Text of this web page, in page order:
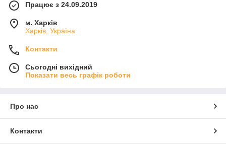
Працює з 24.09.2019
м. Харків
Харків, Україна
Контакти
Сьогодні вихідний
Показати весь графік роботи
Про нас
Контакти